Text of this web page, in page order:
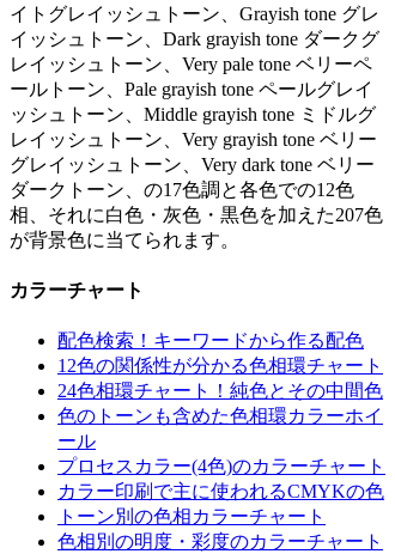
イトグレイッシュトーン、Grayish tone グレ
イッシュトーン、Dark grayish tone ダークグ
レイッシュトーン、Very pale tone ベリーペ
ールトーン、Pale grayish tone ペールグレイ
ッシュトーン、Middle grayish tone ミドルグ
レイッシュトーン、Very grayish tone ベリー
グレイッシュトーン、Very dark tone ベリー
ダークトーン、の17色調と各色での12色
相、それに白色・灰色・黒色を加えた207色
が背景色に当てられます。
カラーチャート
配色検索！キーワードから作る配色
12色の関係性が分かる色相環チャート
24色相環チャート！純色とその中間色
色のトーンも含めた色相環カラーホイ
ール
プロセスカラー(4色)のカラーチャート
カラー印刷で主に使われるCMYKの色
トーン別の色相カラーチャート
色相別の明度・彩度のカラーチャート